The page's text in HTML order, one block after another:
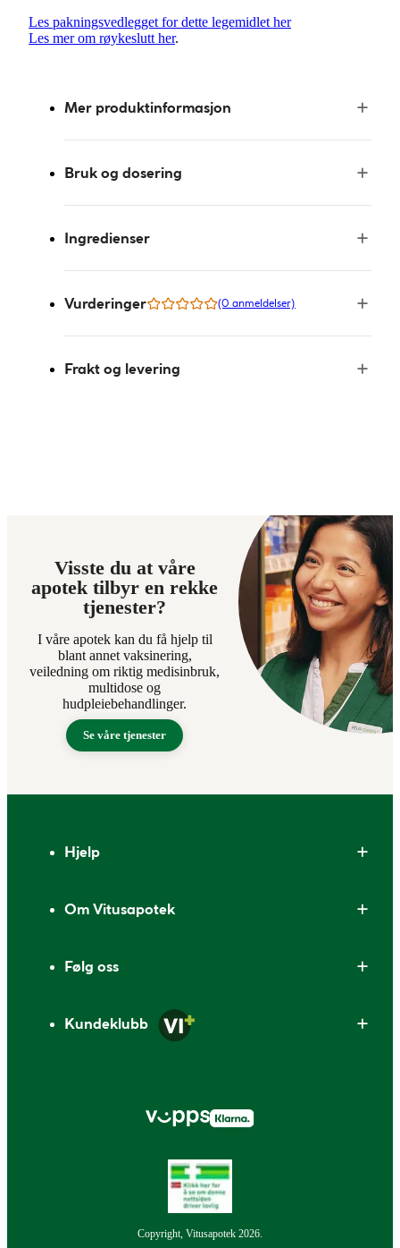
Les pakningsvedlegget for dette legemidlet her
Les mer om røykeslutt her.
Mer produktinformasjon
Bruk og dosering
Ingredienser
Vurderinger (0 anmeldelser)
Frakt og levering
Visste du at våre
apotek tilbyr en rekke
tjenester?
I våre apotek kan du få hjelp til
blant annet vaksinering,
veiledning om riktig medisinbruk,
multidose og
hudpleiebehandlinger.
Se våre tjenester
Hjelp
Om Vitusapotek
Følg oss
Kundeklubb
Copyright, Vitusapotek 2026.